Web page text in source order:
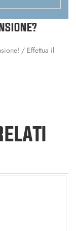
/ Effettua il